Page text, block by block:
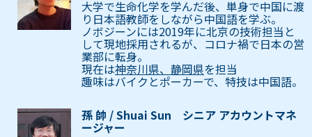
大学で生命化学を学んだ後、単身で中国に渡
り日本語教師をしながら中国語を学ぶ。
ノボジーンには2019年に北京の技術担当と
して現地採用されるが、コロナ禍で日本の営
業部に転身。
現在は神奈川県、静岡県を担当
趣味はバイクとポーカーで、特技は中国語。
孫 帥 / Shuai Sun シニア アカウントマネ
ージャー